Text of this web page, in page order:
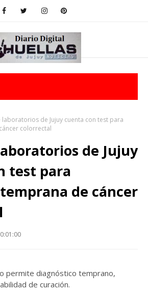
laboratorios de Jujuy cuenta con test para
colorrectal
de Jujuy
test para
de cáncer
0:01:00
permite diagnóstico temprano,
de curación.